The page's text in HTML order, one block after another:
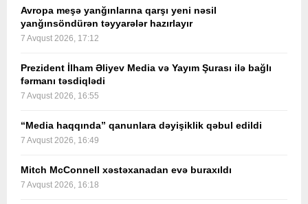
Avropa meşə yanğınlarına qarşı yeni nəsil
yanğınsöndürən təyyarələr hazırlayır
7 Avqust 2026, 17:12
Prezident İlham Əliyev Media və Yayım Şurası ilə bağlı
fərmanı təsdiqlədi
7 Avqust 2026, 16:55
“Media haqqında” qanunlara dəyişiklik qəbul edildi
7 Avqust 2026, 16:49
Mitch McConnell xəstəxanadan evə buraxıldı
7 Avqust 2026, 16:18